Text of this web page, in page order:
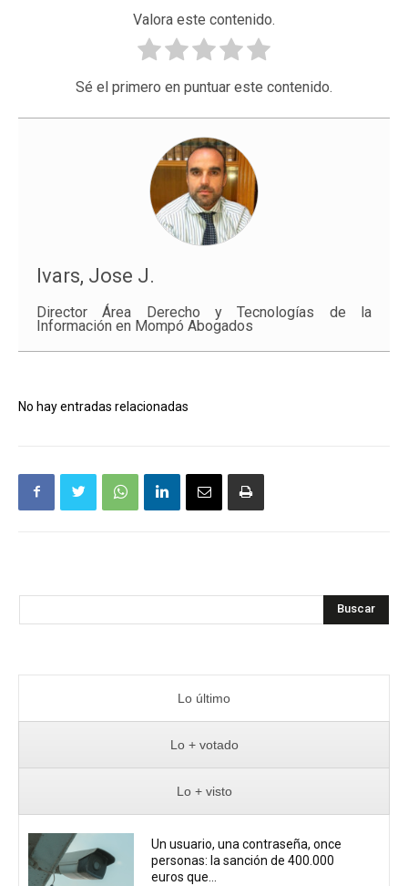
Valora este contenido.
Sé el primero en puntuar este contenido.
Ivars, Jose J.
Director Área Derecho y Tecnologías de la
Información en Mompó Abogados
No hay entradas relacionadas
Buscar
Lo último
Lo + votado
Lo + visto
Un usuario, una contraseña, once
personas: la sanción de 400.000
euros que...